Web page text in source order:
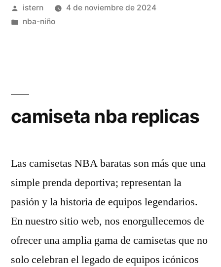
Publicado
por
istern
4 de noviembre de 2024
Publicado
nba-niño
camiseta nba replicas
Las camisetas NBA baratas son más que una
simple prenda deportiva; representan la
pasión y la historia de equipos legendarios.
En nuestro sitio web, nos enorgullecemos de
ofrecer una amplia gama de camisetas que no
solo celebran el legado de equipos icónicos